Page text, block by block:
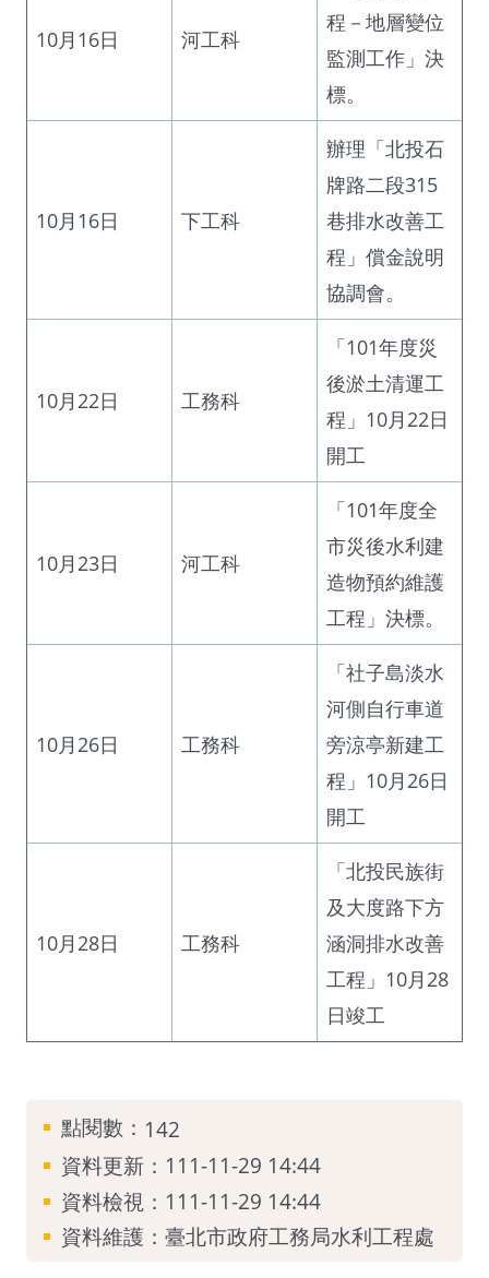
10月16日 河工科
程－地層變位
監測工作」決
標。
10月16日 下工科
辦理「北投石
牌路二段315
巷排水改善工
程」償金說明
協調會。
10月22日 工務科
「101年度災
後淤土清運工
程」10月22日
開工
10月23日 河工科
「101年度全
市災後水利建
造物預約維護
工程」決標。
10月26日 工務科
「社子島淡水
河側自行車道
旁涼亭新建工
程」10月26日
開工
10月28日 工務科
「北投民族街
及大度路下方
涵洞排水改善
工程」10月28
日竣工
點閱數： 142
資料更新：111-11-29 14:44
資料檢視：111-11-29 14:44
資料維護：臺北市政府工務局水利工程處